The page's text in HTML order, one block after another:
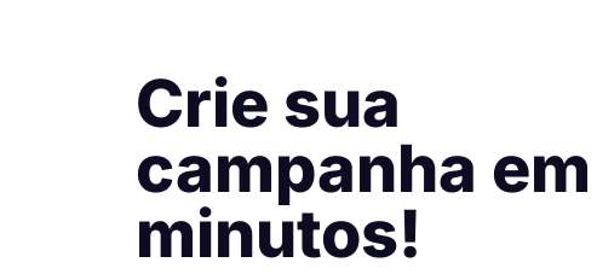
Crie sua
campanha em
minutos!